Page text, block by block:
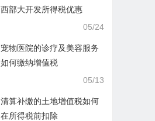
西部大开发所得税优惠
05/24
宠物医院的诊疗及美容服务
如何缴纳增值税
05/13
清算补缴的土地增值税如何
在所得税前扣除